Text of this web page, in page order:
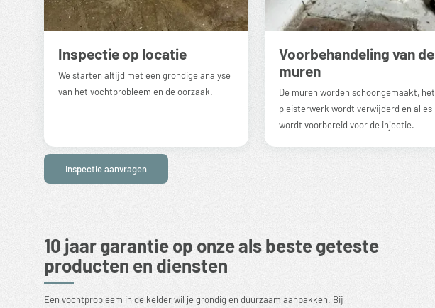
Inspectie op locatie
We starten altijd met een grondige analyse
van het vochtprobleem en de oorzaak.
Voorbehandeling van de
muren
De muren worden schoongemaakt, het
pleisterwerk wordt verwijderd en alles
wordt voorbereid voor de injectie.
Inspectie aanvragen
10 jaar garantie op onze als beste geteste
producten en diensten
Een vochtprobleem in de kelder wil je grondig en duurzaam aanpakken. Bij